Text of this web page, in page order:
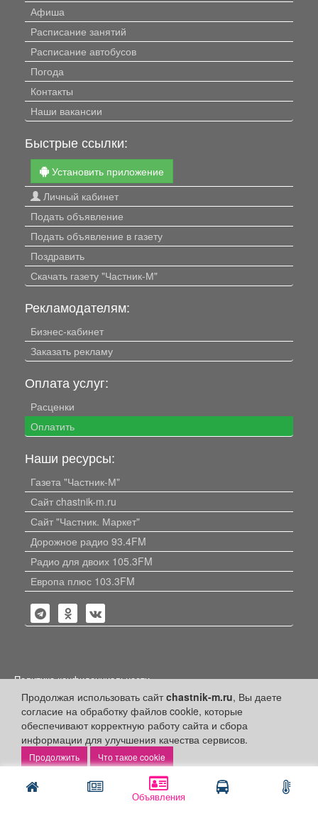
Объявления
Продолжая использовать сайтchastnik-m.ru, Вы даете
согласие на обработку файлов cookie, которые
обеспечивают корректную работу сайта и сбора
информации для улучшения качества сервисов.
Что такое cookie
Афиша
Расписание занятий
Расписание автобусов
Погода
Контакты
Наши вакансии
Быстрые ссылки:
Установить приложение
Личный кабинет
Подать объявление
Подать объявление в газету
Поздравить
Скачать газету "Частник-М"
Рекламодателям:
Бизнес-кабинет
Заказать рекламу
Оплата услуг:
Расценки
Оплатить
Наши ресурсы:
Газета "Частник-М"
Сайт chastnik-m.ru
Сайт "Частник. Маркет"
Дорожное радио 93.4FM
Радио для двоих 105.3FM
Европа плюс 103.3FM
Политика конфиденциальности
Публикации с пометкой «Реклама», «На правах рекламы»,
«Партнёрский проект» оплачены рекламодателем.
Редакция сайта не несет ответственности за достоверность
информации, содержащейся в рекламных материалах и
объявлениях.
ООО "Частник-М"